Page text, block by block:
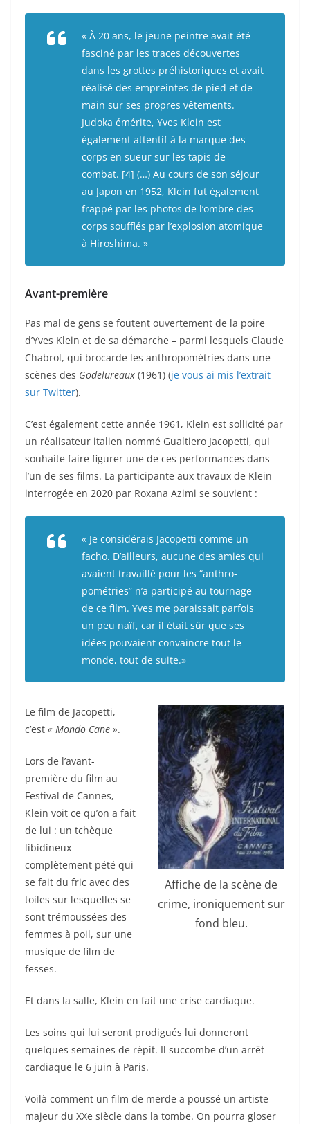
« À 20 ans, le jeune peintre avait été
fasciné par les traces découvertes
dans les grottes préhistoriques et avait
réalisé des empreintes de pied et de
main sur ses propres vêtements.
Judoka émérite, Yves Klein est
également attentif à la marque des
corps en sueur sur les tapis de
combat. [4] (…) Au cours de son séjour
au Japon en 1952, Klein fut également
frappé par les photos de l’ombre des
corps soufflés par l’explosion atomique
à Hiroshima. »
Avant-première
Pas mal de gens se foutent ouvertement de la poire
d’Yves Klein et de sa démarche – parmi lesquels Claude
Chabrol, qui brocarde les anthropométries dans une
scènes des Godelureaux (1961) (je vous ai mis l’extrait
sur Twitter).
C’est également cette année 1961, Klein est sollicité par
un réalisateur italien nommé Gualtiero Jacopetti, qui
souhaite faire figurer une de ces performances dans
l’un de ses films. La participante aux travaux de Klein
interrogée en 2020 par Roxana Azimi se souvient :
« Je considérais Jacopetti comme un
facho. D’ailleurs, aucune des amies qui
avaient travaillé pour les “anthro­
pométries” n’a participé au tournage
de ce film. Yves me paraissait parfois
un peu naïf, car il était sûr que ses
idées pouvaient convaincre tout le
monde, tout de suite.»
Affiche de la scène de
crime, ironiquement sur
fond bleu.
Le film de Jacopetti,
c’est « Mondo Cane ».
Lors de l’avant-
première du film au
Festival de Cannes,
Klein voit ce qu’on a fait
de lui : un tchèque
libidineux
complètement pété qui
se fait du fric avec des
toiles sur lesquelles se
sont trémoussées des
femmes à poil, sur une
musique de film de
fesses.
Et dans la salle, Klein en fait une crise cardiaque.
Les soins qui lui seront prodigués lui donneront
quelques semaines de répit. Il succombe d’un arrêt
cardiaque le 6 juin à Paris.
Voilà comment un film de merde a poussé un artiste
majeur du XXe siècle dans la tombe. On pourra gloser